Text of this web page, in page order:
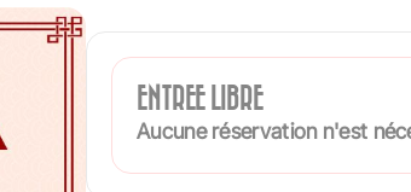
ENTREE LIBRE
Aucune réservation n'est